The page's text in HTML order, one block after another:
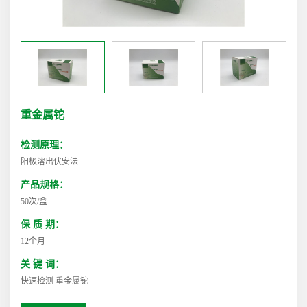
重金属铊
检测原理：
阳极溶出伏安法
产品规格：
50次/盒
保 质 期：
12个月
关 键 词：
快速检测 重金属铊